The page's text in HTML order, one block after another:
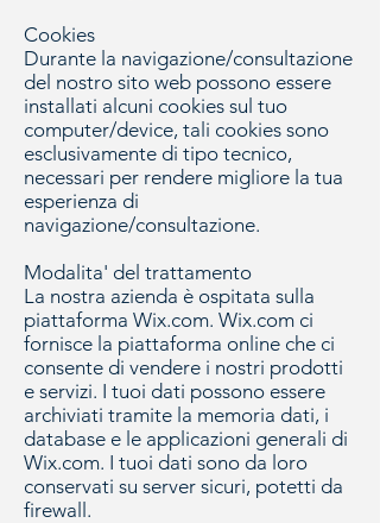
Cookies
Durante la navigazione/consultazione
del nostro sito web possono essere
installati alcuni cookies sul tuo
computer/device, tali cookies sono
esclusivamente di tipo tecnico,
necessari per rendere migliore la tua
esperienza di
navigazione/consultazione.
Modalita' del trattamento
La nostra azienda è ospitata sulla
piattaforma Wix.com. Wix.com ci
fornisce la piattaforma online che ci
consente di vendere i nostri prodotti
e servizi. I tuoi dati possono essere
archiviati tramite la memoria dati, i
database e le applicazioni generali di
Wix.com. I tuoi dati sono da loro
conservati su server sicuri, potetti da
firewall.